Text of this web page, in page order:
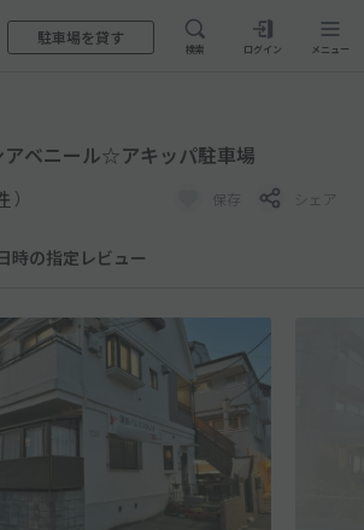
駐車場を貸す
検索 ログイン メニュー
ベニール☆アキッパ駐車場
） 保存 シェア
時の指定レビュー